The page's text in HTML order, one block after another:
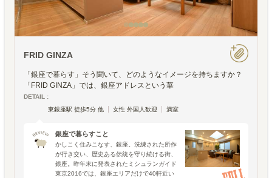
FRID GINZA
「銀座で暮らす」そう聞いて、どのようなイメージを持ちますか？
「FRID GINZA」では、銀座アドレスという華
DETAIL :
東銀座駅 徒歩5分 他
女性 外国人歓迎 満室
銀座で暮らすこと
かしこく住みこなす、銀座。洗練された所作
が行き交い、歴史ある伝統を守り続ける街、
銀座。昨年末に発表されたミシュランガイド
東京2016では、銀座エリアだけで40軒近い